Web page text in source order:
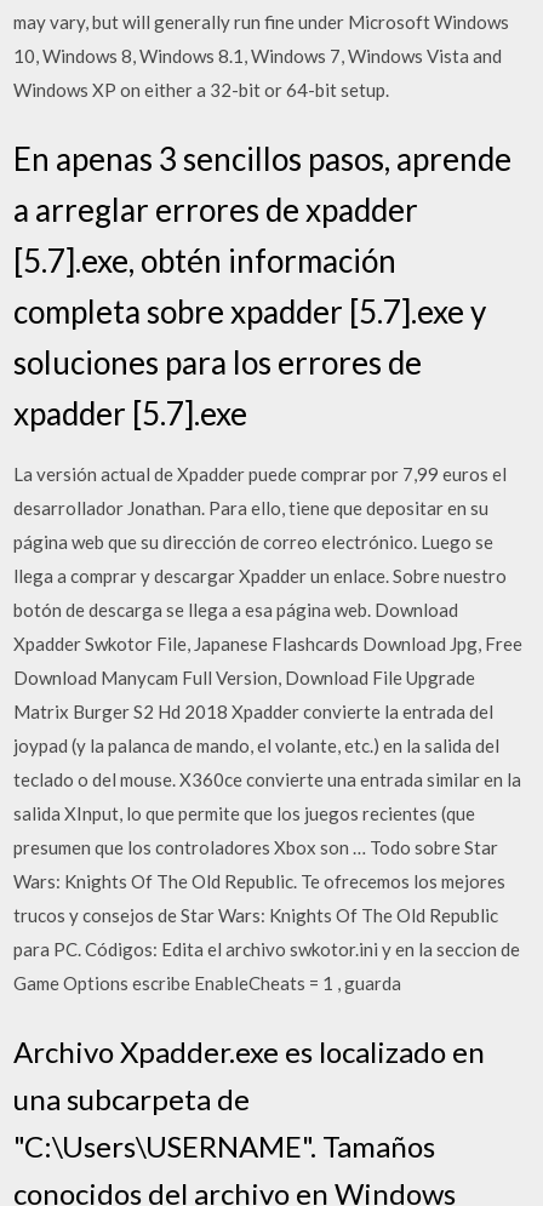
may vary, but will generally run fine under Microsoft Windows
10, Windows 8, Windows 8.1, Windows 7, Windows Vista and
Windows XP on either a 32-bit or 64-bit setup.
En apenas 3 sencillos pasos, aprende
a arreglar errores de xpadder
[5.7].exe, obtén información
completa sobre xpadder [5.7].exe y
soluciones para los errores de
xpadder [5.7].exe
La versión actual de Xpadder puede comprar por 7,99 euros el
desarrollador Jonathan. Para ello, tiene que depositar en su
página web que su dirección de correo electrónico. Luego se
llega a comprar y descargar Xpadder un enlace. Sobre nuestro
botón de descarga se llega a esa página web. Download
Xpadder Swkotor File, Japanese Flashcards Download Jpg, Free
Download Manycam Full Version, Download File Upgrade
Matrix Burger S2 Hd 2018 Xpadder convierte la entrada del
joypad (y la palanca de mando, el volante, etc.) en la salida del
teclado o del mouse. X360ce convierte una entrada similar en la
salida XInput, lo que permite que los juegos recientes (que
presumen que los controladores Xbox son … Todo sobre Star
Wars: Knights Of The Old Republic. Te ofrecemos los mejores
trucos y consejos de Star Wars: Knights Of The Old Republic
para PC. Códigos: Edita el archivo swkotor.ini y en la seccion de
Game Options escribe EnableCheats = 1 , guarda
Archivo Xpadder.exe es localizado en
una subcarpeta de
"C:\Users\USERNAME". Tamaños
conocidos del archivo en Windows